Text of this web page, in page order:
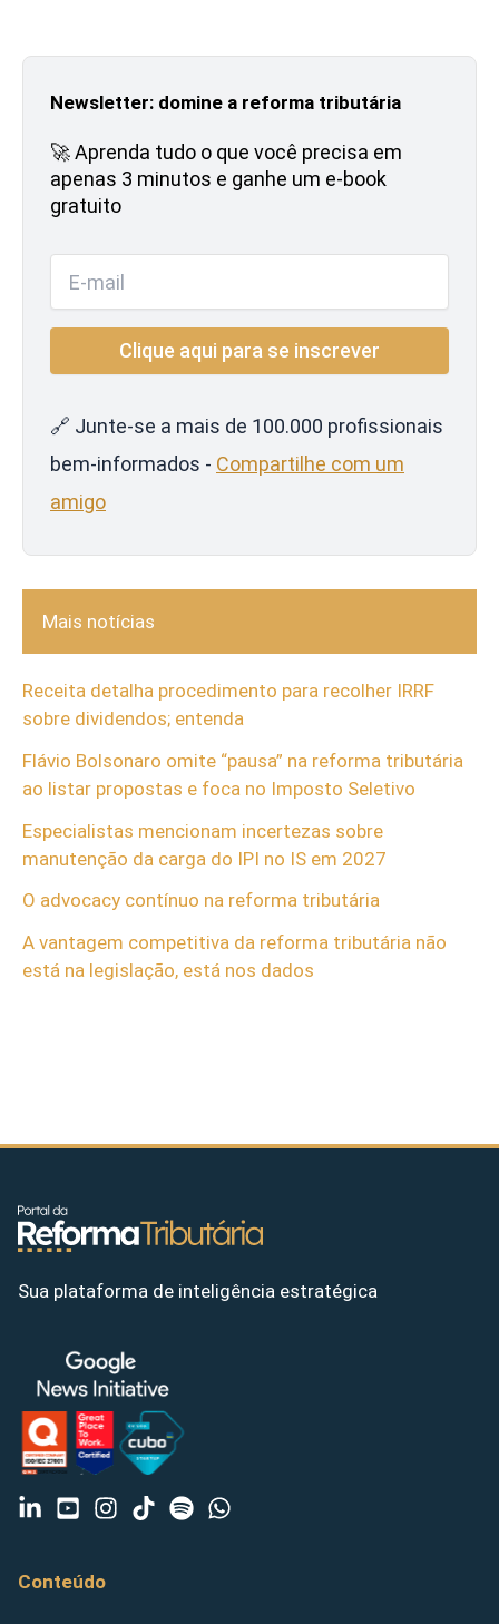
Newsletter: domine a reforma tributária
🚀 Aprenda tudo o que você precisa em
apenas 3 minutos e ganhe um e-book
gratuito
🔗 Junte-se a mais de 100.000 profissionais
bem-informados - Compartilhe com um
amigo
Mais notícias
Receita detalha procedimento para recolher IRRF
sobre dividendos; entenda
Flávio Bolsonaro omite “pausa” na reforma tributária
ao listar propostas e foca no Imposto Seletivo
Especialistas mencionam incertezas sobre
manutenção da carga do IPI no IS em 2027
O advocacy contínuo na reforma tributária
A vantagem competitiva da reforma tributária não
está na legislação, está nos dados
Sua plataforma de inteligência estratégica
Conteúdo